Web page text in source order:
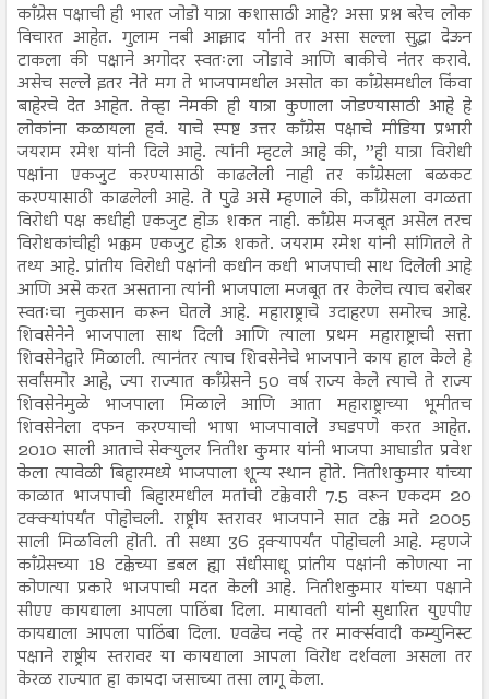
काँग्रेस पक्षाची ही भारत जोडो यात्रा कशासाठी आहे? असा प्रश्न बरेच लोक
विचारत आहेत. गुलाम नबी आझाद यांनी तर असा सल्ला सुद्धा देऊन
टाकला की पक्षाने अगोदर स्वतःला जोडावे आणि बाकीचे नंतर करावे.
असेच सल्ले इतर नेते मग ते भाजपामधील असोत का काँग्रेसमधील किंवा
बाहेरचे देत आहेत. तेव्हा नेमकी ही यात्रा कुणाला जोडण्यासाठी आहे हे
लोकांना कळायला हवं. याचे स्पष्ट उत्तर काँग्रेस पक्षाचे मीडिया प्रभारी
जयराम रमेश यांनी दिले आहे. त्यांनी म्हटले आहे की, ’’ही यात्रा विरोधी
पक्षांना एकजुट करण्यासाठी काढलेली नाही तर काँग्रेसला बळकट
करण्यासाठी काढलेली आहे. ते पुढे असे म्हणाले की, काँग्रेसला वगळता
विरोधी पक्ष कधीही एकजुट होऊ शकत नाही. काँग्रेस मजबूत असेल तरच
विरोधकांचीही भक्कम एकजुट होऊ शकते. जयराम रमेश यांनी सांगितले ते
तथ्य आहे. प्रांतीय विरोधी पक्षांनी कधीन कधी भाजपाची साथ दिलेली आहे
आणि असे करत असताना त्यांनी भाजपाला मजबूत तर केलेच त्याच बरोबर
स्वतःचा नुकसान करून घेतले आहे. महाराष्ट्राचे उदाहरण समोरच आहे.
शिवसेनेने भाजपाला साथ दिली आणि त्याला प्रथम महाराष्ट्राची सत्ता
शिवसेनेद्वारे मिळाली. त्यानंतर त्याच शिवसेनेचे भाजपाने काय हाल केले हे
सर्वांसमोर आहे, ज्या राज्यात काँग्रेसने 50 वर्ष राज्य केले त्याचे ते राज्य
शिवसेनेमुळे भाजपाला मिळाले आणि आता महाराष्ट्राच्या भूमीतच
शिवसेनेला दफन करण्याची भाषा भाजपावाले उघडपणे करत आहेत.
2010 साली आताचे सेक्युलर नितीश कुमार यांनी भाजपा आघाडीत प्रवेश
केला त्यावेळी बिहारमध्ये भाजपाला शून्य स्थान होते. नितीशकुमार यांच्या
काळात भाजपाची बिहारमधील मतांची टक्केवारी 7.5 वरून एकदम 20
टक्क्यांपर्यंत पोहोचली. राष्ट्रीय स्तरावर भाजपाने सात टक्के मते 2005
साली मिळविली होती. ती सध्या 36 ट्नक्यापर्यंत पोहोचली आहे. म्हणजे
काँग्रेसच्या 18 टक्केच्या डबल ह्या संधीसाधू प्रांतीय पक्षांनी कोणत्या ना
कोणत्या प्रकारे भाजपाची मदत केली आहे. नितीशकुमार यांच्या पक्षाने
सीएए कायद्याला आपला पाठिंबा दिला. मायावती यांनी सुधारित युएपीए
कायद्याला आपला पाठिंबा दिला. एवढेच नव्हे तर मार्क्सवादी कम्युनिस्ट
पक्षाने राष्ट्रीय स्तरावर या कायद्याला आपला विरोध दर्शवला असला तर
केरळ राज्यात हा कायदा जसाच्या तसा लागू केला.